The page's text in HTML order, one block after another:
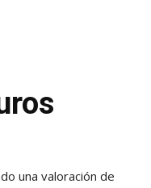
una valoración de